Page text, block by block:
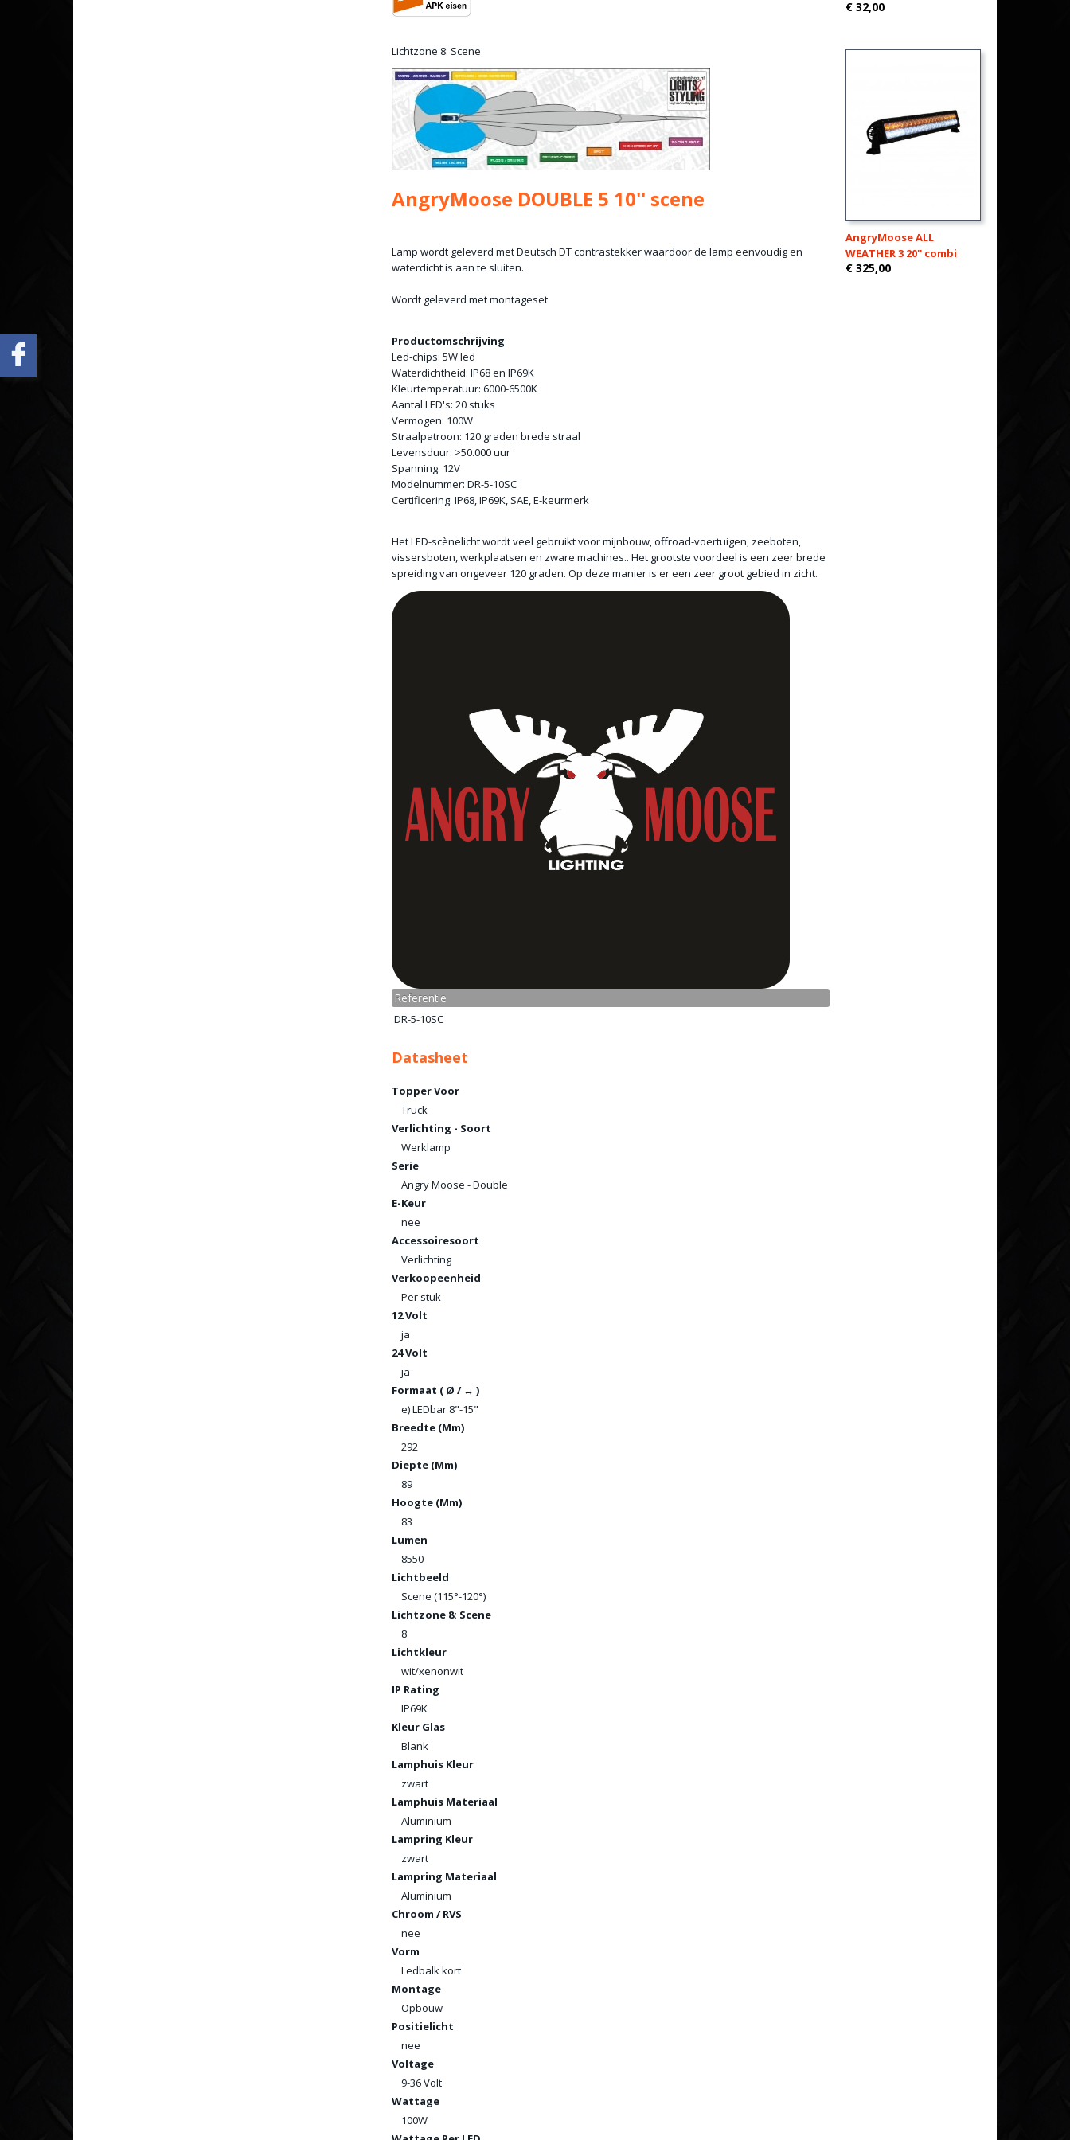
Lichtzone 8: Scene
AngryMoose DOUBLE 5 10'' scene
Lamp wordt geleverd met Deutsch DT contrastekker waardoor de lamp eenvoudig en
waterdicht is aan te sluiten.
Wordt geleverd met montageset
Productomschrijving
Led-chips: 5W led
Waterdichtheid: IP68 en IP69K
Kleurtemperatuur: 6000-6500K
Aantal LED's: 20 stuks
Vermogen: 100W
Straalpatroon: 120 graden brede straal
Levensduur: >50.000 uur
Spanning: 12V
Modelnummer: DR-5-10SC
Certificering: IP68, IP69K, SAE, E-keurmerk
Het LED-scènelicht wordt veel gebruikt voor mijnbouw, offroad-voertuigen, zeeboten,
vissersboten, werkplaatsen en zware machines.. Het grootste voordeel is een zeer brede
spreiding van ongeveer 120 graden. Op deze manier is er een zeer groot gebied in zicht.
Referentie
DR-5-10SC
Datasheet
Topper Voor
Truck
Verlichting - Soort
Werklamp
Serie
Angry Moose - Double
E-Keur
nee
Accessoiresoort
Verlichting
Verkoopeenheid
Per stuk
12 Volt
ja
24 Volt
ja
Formaat ( Ø / ↔ )
e) LEDbar 8"-15"
Breedte (Mm)
292
Diepte (Mm)
89
Hoogte (Mm)
83
Lumen
8550
Lichtbeeld
Scene (115°-120°)
Lichtzone 8: Scene
8
Lichtkleur
wit/xenonwit
IP Rating
IP69K
Kleur Glas
Blank
Lamphuis Kleur
zwart
Lamphuis Materiaal
Aluminium
Lampring Kleur
zwart
Lampring Materiaal
Aluminium
Chroom / RVS
nee
Vorm
Ledbalk kort
Montage
Opbouw
Positielicht
nee
Voltage
9-36 Volt
Wattage
100W
€ 32,00
AngryMoose ALL
WEATHER 3 20'' combi
€ 325,00